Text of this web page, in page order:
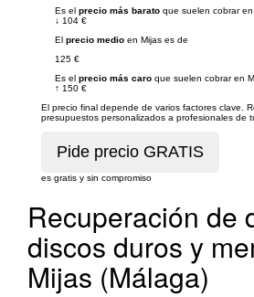
Es el precio más barato que suelen cobrar en
↓ 104 €
El precio medio en Mijas es de
125 €
Es el precio más caro que suelen cobrar en
↑ 150 €
El precio final depende de varios factores clave.
presupuestos personalizados a profesionales de
es gratis y sin compromiso
Recuperación de
discos duros y
Mijas (Málaga)